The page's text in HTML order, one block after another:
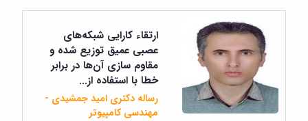
ارتقاء کارایی شبکه‌های
عصبی عمیق توزیع شده و
مقاوم سازی آن‌ها در برابر
خطا با استفاده از...
رساله دکتری امید جمشیدی -
مهندسی کامپیوتر